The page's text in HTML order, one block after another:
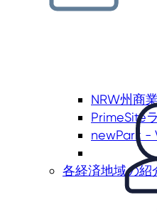
NRW州商
PrimeSite
newPark -
各経済地域の紹